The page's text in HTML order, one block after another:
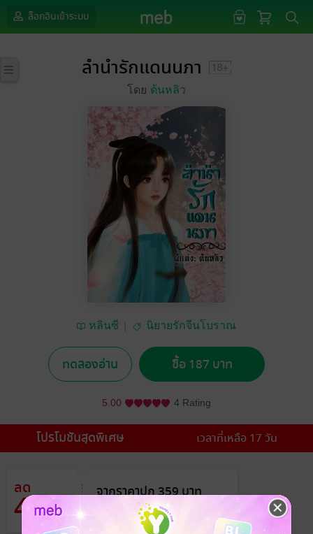
ล็อกอินเข้าระบบ
ลำนำรักแดนนภา
โดย ต้นหลิว
หลินซี นิยายรักจีนโบราณ
ทดลองอ่าน ซื้อ 187 บาท
5.00 4 Rating
โปรโมชันสุดพิเศษ เวลาที่เหลือ 17 วัน
ลด
47%
จากราคาปก 359 บาท
เหลือเพียง 187 บาท